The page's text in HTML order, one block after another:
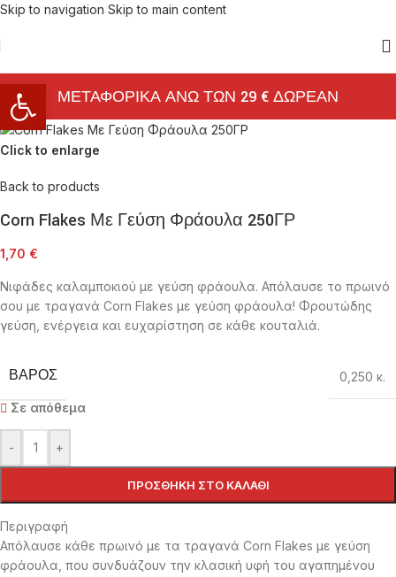
Skip to navigation Skip to main content
ΜΕΤΑΦΟΡΙΚΑ ΑΝΩ ΤΩΝ 29 € ΔΩΡΕΑΝ
Click to enlarge
Back to products
Corn Flakes Με Γεύση Φράουλα 250ΓΡ
1,70 €
Νιφάδες καλαμποκιού με γεύση φράουλα. Απόλαυσε το πρωινό
σου με τραγανά Corn Flakes με γεύση φράουλα! Φρουτώδης
γεύση, ενέργεια και ευχαρίστηση σε κάθε κουταλιά.
ΒΆΡΟΣ 0,250 κ.
Σε απόθεμα
- +
ΠΡΟΣΘΉΚΗ ΣΤΟ ΚΑΛΆΘΙ
Περιγραφή
Απόλαυσε κάθε πρωινό με τα τραγανά Corn Flakes με γεύση
φράουλα, που συνδυάζουν την κλασική υφή του αγαπημένου
Ανοίξτε τη γραμμή εργαλείων